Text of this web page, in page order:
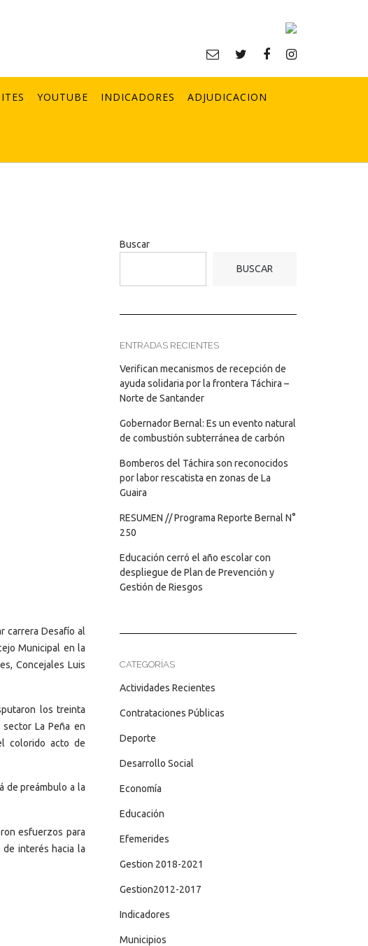
YOUTUBE INDICADORES ADJUDICACION
carrera Desafío al
Municipal en la
Concejales Luis
los treinta
La Peña en
colorido acto de
de preámbulo a la
esfuerzos para
interés hacia la
Buscar
BUSCAR
ENTRADAS RECIENTES
Verifican mecanismos de recepción de
ayuda solidaria por la frontera Táchira –
Norte de Santander
Gobernador Bernal: Es un evento natural
de combustión subterránea de carbón
Bomberos del Táchira son reconocidos
por labor rescatista en zonas de La
Guaira
RESUMEN // Programa Reporte Bernal N°
250
Educación cerró el año escolar con
despliegue de Plan de Prevención y
Gestión de Riesgos
CATEGORÍAS
Actividades Recientes
Contrataciones Públicas
Deporte
Desarrollo Social
Economía
Educación
Efemerides
Gestion 2018-2021
Gestion2012-2017
Indicadores
Municipios